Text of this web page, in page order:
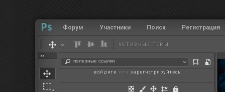
полезные ссылки
Форум Участники Поиск Регистрация
АКТИВНЫЕ ТЕМЫ
войдите или зарегистрируйтесь